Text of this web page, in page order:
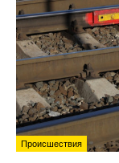
Происшествия